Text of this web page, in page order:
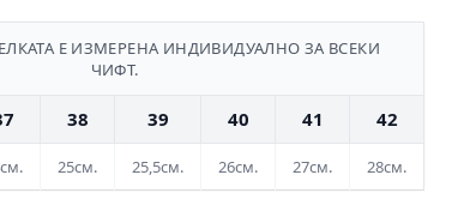
Е ИЗМЕРЕНА ИНДИВИДУАЛНО ЗА ВСЕКИ
ЧИФТ.
38 39 40 41 42
25см. 25,5см. 26см. 27см. 28см.